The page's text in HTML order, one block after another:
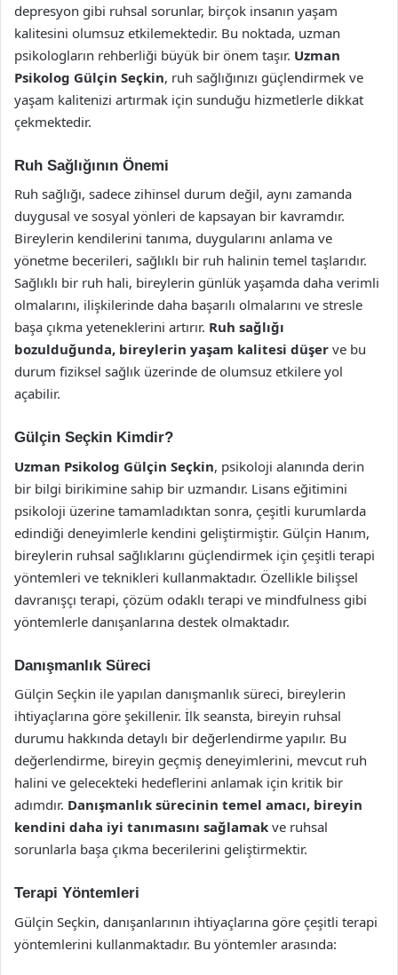
depresyon gibi ruhsal sorunlar, birçok insanın yaşam
kalitesini olumsuz etkilemektedir. Bu noktada, uzman
psikologların rehberliği büyük bir önem taşır. Uzman
Psikolog Gülçin Seçkin, ruh sağlığınızı güçlendirmek ve
yaşam kalitenizi artırmak için sunduğu hizmetlerle dikkat
çekmektedir.
Ruh Sağlığının Önemi
Ruh sağlığı, sadece zihinsel durum değil, aynı zamanda
duygusal ve sosyal yönleri de kapsayan bir kavramdır.
Bireylerin kendilerini tanıma, duygularını anlama ve
yönetme becerileri, sağlıklı bir ruh halinin temel taşlarıdır.
Sağlıklı bir ruh hali, bireylerin günlük yaşamda daha verimli
olmalarını, ilişkilerinde daha başarılı olmalarını ve stresle
başa çıkma yeteneklerini artırır. Ruh sağlığı
bozulduğunda, bireylerin yaşam kalitesi düşer ve bu
durum fiziksel sağlık üzerinde de olumsuz etkilere yol
açabilir.
Gülçin Seçkin Kimdir?
Uzman Psikolog Gülçin Seçkin, psikoloji alanında derin
bir bilgi birikimine sahip bir uzmandır. Lisans eğitimini
psikoloji üzerine tamamladıktan sonra, çeşitli kurumlarda
edindiği deneyimlerle kendini geliştirmiştir. Gülçin Hanım,
bireylerin ruhsal sağlıklarını güçlendirmek için çeşitli terapi
yöntemleri ve teknikleri kullanmaktadır. Özellikle bilişsel
davranışçı terapi, çözüm odaklı terapi ve mindfulness gibi
yöntemlerle danışanlarına destek olmaktadır.
Danışmanlık Süreci
Gülçin Seçkin ile yapılan danışmanlık süreci, bireylerin
ihtiyaçlarına göre şekillenir. İlk seansta, bireyin ruhsal
durumu hakkında detaylı bir değerlendirme yapılır. Bu
değerlendirme, bireyin geçmiş deneyimlerini, mevcut ruh
halini ve gelecekteki hedeflerini anlamak için kritik bir
adımdır. Danışmanlık sürecinin temel amacı, bireyin
kendini daha iyi tanımasını sağlamak ve ruhsal
sorunlarla başa çıkma becerilerini geliştirmektir.
Terapi Yöntemleri
Gülçin Seçkin, danışanlarının ihtiyaçlarına göre çeşitli terapi
yöntemlerini kullanmaktadır. Bu yöntemler arasında: